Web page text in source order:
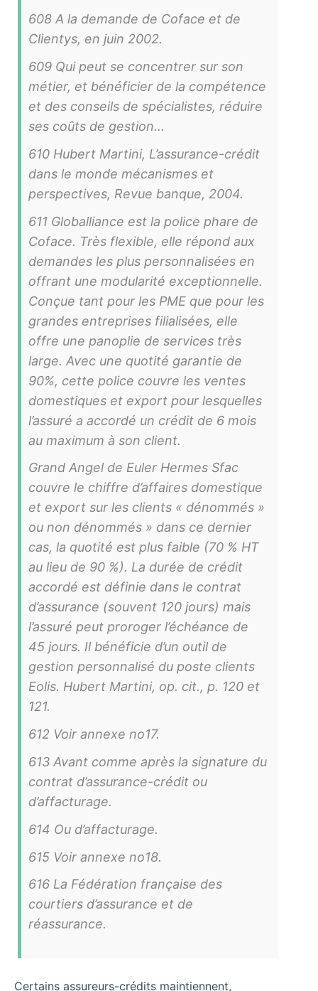
608 A la demande de Coface et de
Clientys, en juin 2002.
609 Qui peut se concentrer sur son
métier, et bénéficier de la compétence
et des conseils de spécialistes, réduire
ses coûts de gestion…
610 Hubert Martini, L’assurance-crédit
dans le monde mécanismes et
perspectives, Revue banque, 2004.
611 Globalliance est la police phare de
Coface. Très flexible, elle répond aux
demandes les plus personnalisées en
offrant une modularité exceptionnelle.
Conçue tant pour les PME que pour les
grandes entreprises filialisées, elle
offre une panoplie de services très
large. Avec une quotité garantie de
90%, cette police couvre les ventes
domestiques et export pour lesquelles
l’assuré a accordé un crédit de 6 mois
au maximum à son client.
Grand Angel de Euler Hermes Sfac
couvre le chiffre d’affaires domestique
et export sur les clients « dénommés »
ou non dénommés » dans ce dernier
cas, la quotité est plus faible (70 % HT
au lieu de 90 %). La durée de crédit
accordé est définie dans le contrat
d’assurance (souvent 120 jours) mais
l’assuré peut proroger l’échéance de
45 jours. Il bénéficie d’un outil de
gestion personnalisé du poste clients
Eolis. Hubert Martini, op. cit., p. 120 et
121.
612 Voir annexe no17.
613 Avant comme après la signature du
contrat d’assurance-crédit ou
d’affacturage.
614 Ou d’affacturage.
615 Voir annexe no18.
616 La Fédération française des
courtiers d’assurance et de
réassurance.
Certains assureurs-crédits maintiennent,